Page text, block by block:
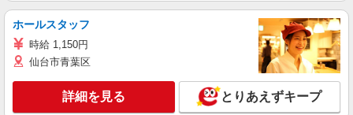
ホールスタッフ
時給 1,150円
仙台市青葉区
詳細を見る とりあえずキープ